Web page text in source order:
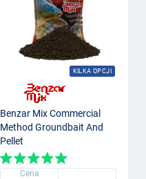
KILKA OPCJI
Benzar Mix Commercial
Method Groundbait And
Pellet
Cena